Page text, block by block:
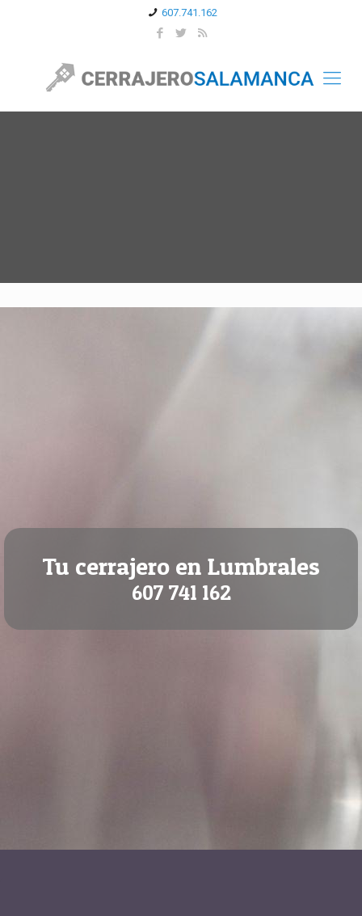
607.741.162
Tu cerrajero en Lumbrales
607 741 162